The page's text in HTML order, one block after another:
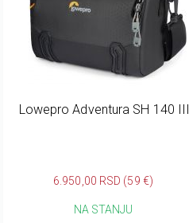
Lowepro Adventura SH 140 III
6.950,00 RSD (59 €)
NA STANJU